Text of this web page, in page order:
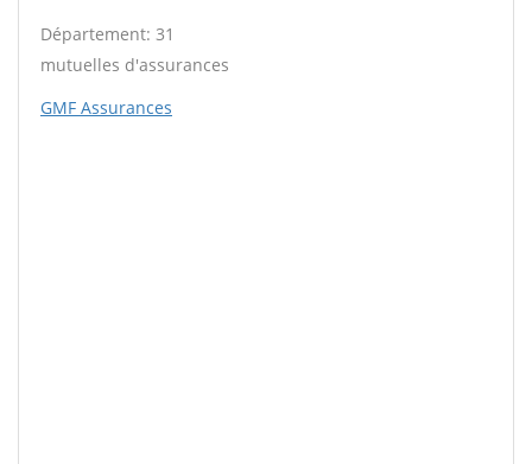
Département: 31
mutuelles d'assurances
GMF Assurances